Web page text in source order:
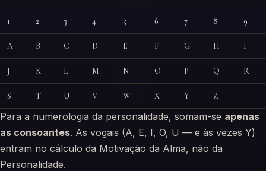
1 2 3 4 5 6 7 8 9
A B C D E F G H I
J K L M N O P Q R
S T U V W X Y Z
Para a numerologia da personalidade, somam-se apenas
as consoantes. As vogais (A, E, I, O, U — e às vezes Y)
entram no cálculo da Motivação da Alma, não da
Personalidade.